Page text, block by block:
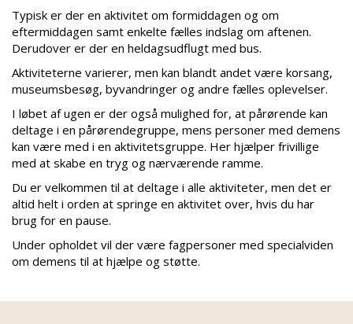
Typisk er der en aktivitet om formiddagen og om
eftermiddagen samt enkelte fælles indslag om aftenen.
Derudover er der en heldagsudflugt med bus.
Aktiviteterne varierer, men kan blandt andet være korsang,
museumsbesøg, byvandringer og andre fælles oplevelser.
I løbet af ugen er der også mulighed for, at pårørende kan
deltage i en pårørendegruppe, mens personer med demens
kan være med i en aktivitetsgruppe. Her hjælper frivillige
med at skabe en tryg og nærværende ramme.
Du er velkommen til at deltage i alle aktiviteter, men det er
altid helt i orden at springe en aktivitet over, hvis du har
brug for en pause.
Under opholdet vil der være fagpersoner med specialviden
om demens til at hjælpe og støtte.